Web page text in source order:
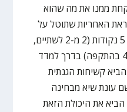
ממנו את מה שהוא
האחריות שתוטל על
כתפיו מול סלובניה. שגב תרם 5 נקודות (2 מ-2 לשתיים,
1 מ-4 מהקו) ו-7 ריבאונדים (4 בהתקפה) בדרך למדד
שהביא קשיחות הגנתית
עונת שיא מבחינה
הביא את היכולת הזאת